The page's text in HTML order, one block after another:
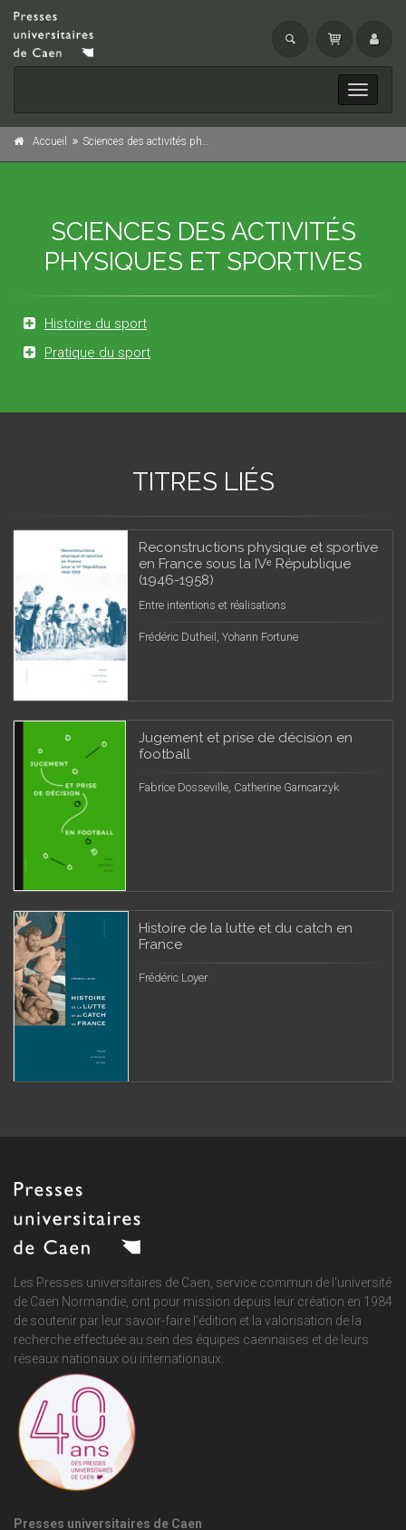
Toggle
Accueil Sciences des activités physiques et sportives
SCIENCES DES ACTIVITÉS
PHYSIQUES ET SPORTIVES
Histoire du sport
Pratique du sport
TITRES LIÉS
Reconstructions physique et sportive
en France sous la IVᵉ République
(1946-1958)
Entre intentions et réalisations
Frédéric Dutheil, Yohann Fortune
Jugement et prise de décision en
football
Fabrice Dosseville, Catherine Garncarzyk
Histoire de la lutte et du catch en
France
Frédéric Loyer
Les Presses universitaires de Caen, service commun de l'université
de Caen Normandie, ont pour mission depuis leur création en 1984
de soutenir par leur savoir-faire l'édition et la valorisation de la
recherche effectuée au sein des équipes caennaises et de leurs
réseaux nationaux ou internationaux.
Presses universitaires de Caen